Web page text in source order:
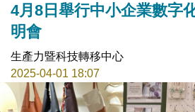
4月8日舉行中小企業數字
明會
生產力暨科技轉移中心
2025-04-01 18:07